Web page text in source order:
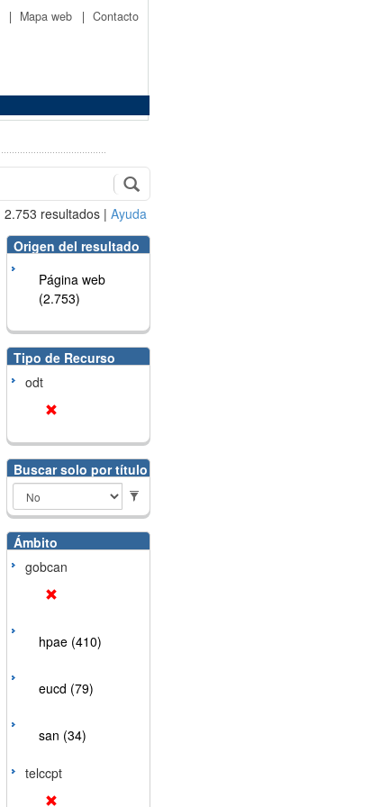
| Mapa web | Contacto
2.753 resultados | Ayuda
Origen del resultado
Página web
(2.753)
Tipo de Recurso
odt
Buscar solo por título
Ámbito
gobcan
hpae (410)
eucd (79)
san (34)
telccpt